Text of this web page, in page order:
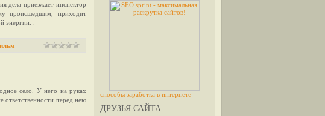
способы заработка в интернете
ДРУЗЬЯ САЙТА
дела приезжает инспектор
происшедшим, приходит
энергии. .
село. У него на руках
ответственности перед нею